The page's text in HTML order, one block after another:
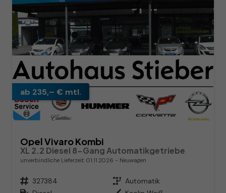
ab 235,– € mtl.
Opel Vivaro Kombi
XL 2.2 Diesel 8-Gang Automatikgetriebe
unverbindliche Lieferzeit: 01.11.2026 Neuwagen
Fahrzeugnr. 327384 Getriebe Automatik